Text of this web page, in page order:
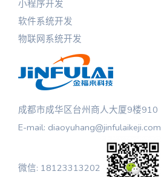
小程序开发
软件系统开发
物联网系统开发
成都市成华区台州商人大厦9楼910
E-mail: diaoyuhang@jinfulaikeji.com
微信: 18123313202